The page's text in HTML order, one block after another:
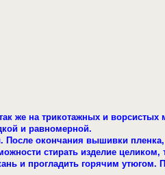
же на трикотажных и ворсистых
и равномерной.
После окончания вышивки
стирать изделие
и прогладить горячим утюгом.